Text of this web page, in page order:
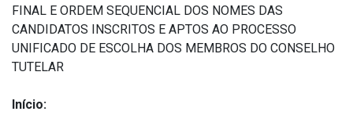
FINAL E ORDEM SEQUENCIAL DOS NOMES DAS
CANDIDATOS INSCRITOS E APTOS AO PROCESSO
UNIFICADO DE ESCOLHA DOS MEMBROS DO CONSELHO
TUTELAR
Início: